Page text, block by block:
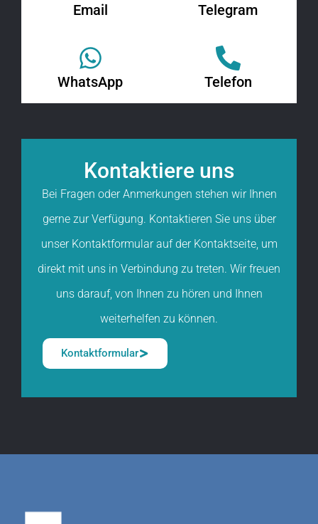
Email Telegram
WhatsApp Telefon
Kontaktiere uns
Bei Fragen oder Anmerkungen stehen wir Ihnen
gerne zur Verfügung. Kontaktieren Sie uns über
unser Kontaktformular auf der Kontaktseite, um
direkt mit uns in Verbindung zu treten. Wir freuen
uns darauf, von Ihnen zu hören und Ihnen
weiterhelfen zu können.
Kontaktformular